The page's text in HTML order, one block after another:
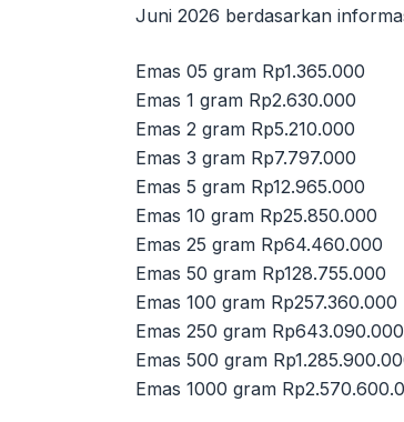
Juni 2026 berdasarkan
Emas 05 gram Rp1.365.000
Emas 1 gram Rp2.630.000
Emas 2 gram Rp5.210.000
Emas 3 gram Rp7.797.000
Emas 5 gram Rp12.965.000
Emas 10 gram Rp25.850.000
Emas 25 gram Rp64.460.000
Emas 50 gram Rp128.755.000
Emas 100 gram Rp257.360.000
Emas 250 gram Rp643.090.000
Emas 500 gram
Emas 1000 gram